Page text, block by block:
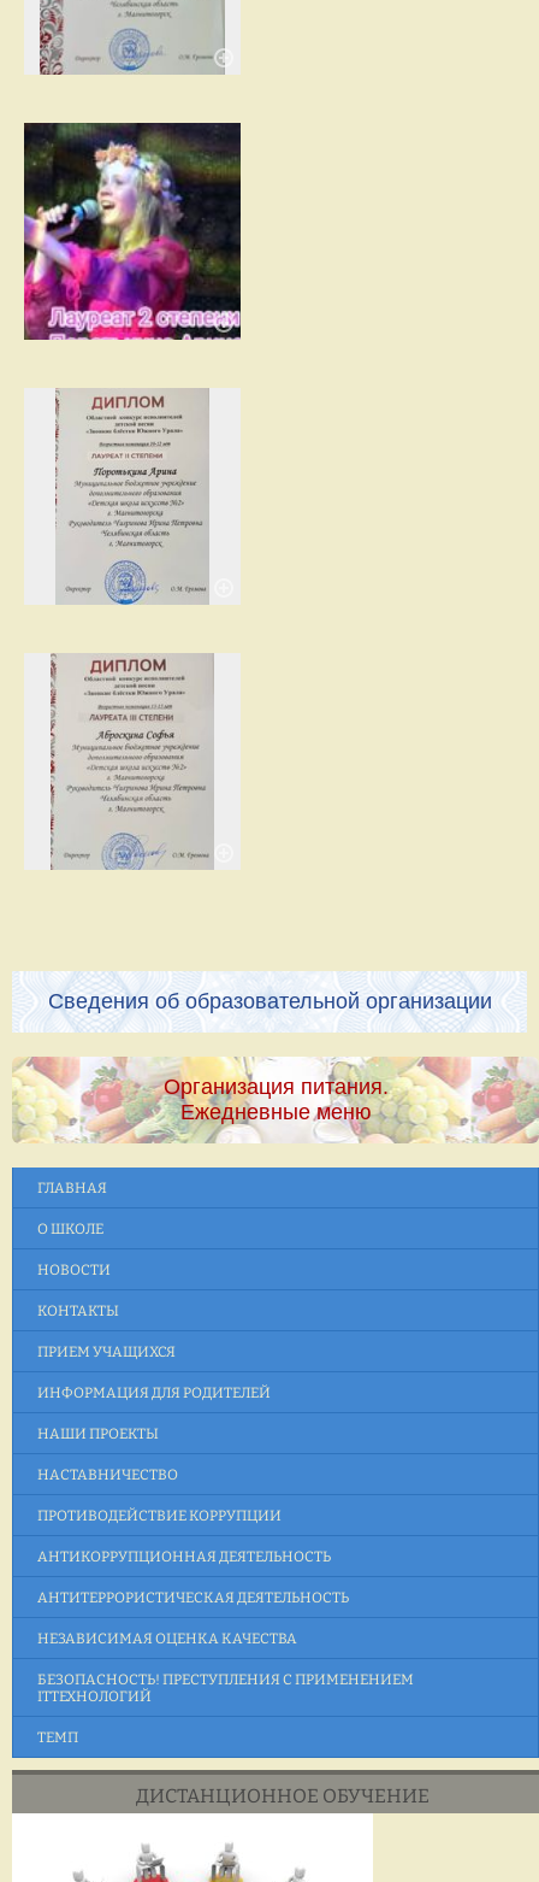
Сведения об образовательной организации
Организация питания.
Ежедневные меню
ГЛАВНАЯ
О ШКОЛЕ
НОВОСТИ
КОНТАКТЫ
ПРИЕМ УЧАЩИХСЯ
ИНФОРМАЦИЯ ДЛЯ РОДИТЕЛЕЙ
НАШИ ПРОЕКТЫ
НАСТАВНИЧЕСТВО
ПРОТИВОДЕЙСТВИЕ КОРРУПЦИИ
АНТИКОРРУПЦИОННАЯ ДЕЯТЕЛЬНОСТЬ
АНТИТЕРРОРИСТИЧЕСКАЯ ДЕЯТЕЛЬНОСТЬ
НЕЗАВИСИМАЯ ОЦЕНКА КАЧЕСТВА
БЕЗОПАСНОСТЬ! ПРЕСТУПЛЕНИЯ С ПРИМЕНЕНИЕМ
ITТЕХНОЛОГИЙ
ТЕМП
ДИСТАНЦИОННОЕ ОБУЧЕНИЕ